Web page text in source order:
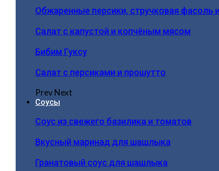
Обжаренные персики, стручковая фасоль
Салат с капустой и копчёным мясом
Бибим Гуксу
Салат с персиками и прошутто
PrevNext
Соусы
Соус из свежего базилика и томатов
Вкусный маринад для шашлыка
Гранатовый соус для шашлыка